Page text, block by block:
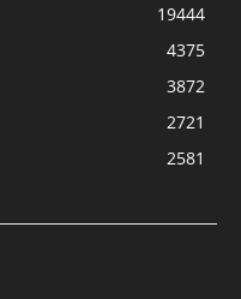
19444
4375
3872
2721
2581